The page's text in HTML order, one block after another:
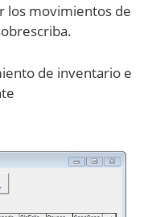
los movimientos de
de inventario e